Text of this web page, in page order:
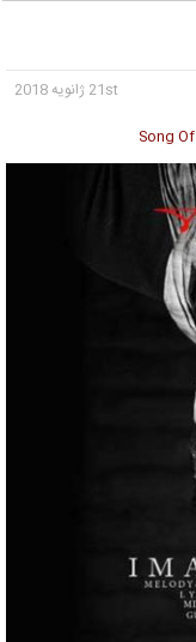
21st ژانویه 2018
Song Of